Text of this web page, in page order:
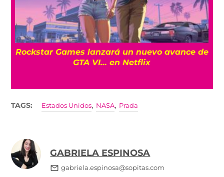
Rockstar Games lanzará un nuevo avance de
GTA VI… en Netflix
TAGS: Estados Unidos, NASA, Prada
GABRIELA ESPINOSA
gabriela.espinosa@sopitas.com